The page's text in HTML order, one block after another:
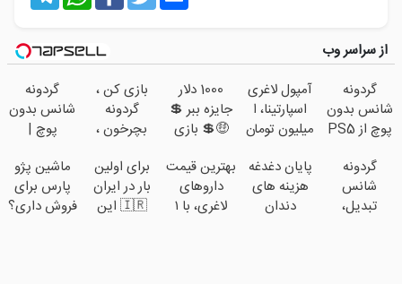
از سراسر وب
گردونه
شانس بدون
پوچ از PS5
بیت کوین
🔥
آمپول لاغری
اسپارتینا، ا
میلیون تومان
همه‌جا!
1000 دلار
جایزه ببر 💲
🤑💲 بازی
بچرخون
بازی کن ،
گردونه
بچرخون ،
جایزه ببر 💲
🤑💲
گردونه
شانس بدون
پوچ |
1000 دلار تتر
ببر! 🔥😍
گردونه
شانس
تبدیل،
پایان دغدغه
هزینه های
دندان
بهترین قیمت
داروهای
لاغری، با ۱
برای اولین
بار در ایران
🇮🇷 این
ماشین پژو
پارس برای
فروش داری؟